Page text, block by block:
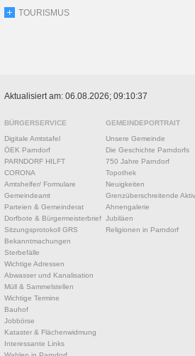
TOURISMUS
Aktualisiert am: 06.08.2026; 09:10:37
BÜRGERSERVICE
Digitale Amtstafel
ÖEK Parndorf
PARNDORF HILFT
CORONA
Amtshelfer/ Formulare
Gemeindeamt
Parteien & Gemeinderat
Dorfbote & Bürgermeisterbrief
Sitzungsprotokoll GRS
Bekanntmachungen
Sterbefälle
Wichtige Adressen
Abwasser und Kanalisation
Müll & Sammelstellen
Wichtige Termine
Bauhof
Jobbörse
Kataster & Flächenwidmung
Interessante Links
GEMEINDEPORTRAIT
Unsere Gemeinde
Die Geschichte Parndorfs
750 Jahre Parndorf
Topothek
Neuigkeiten
Grenzüberschreitende
Ahnengalerie
Jubiläen
Religionen in Parndorf